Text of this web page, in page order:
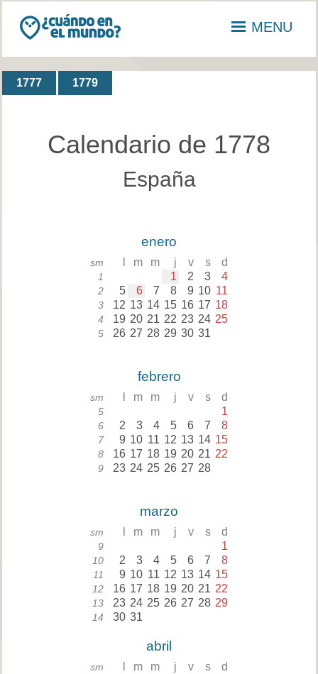
MENU
1777 1779
Calendario de 1778
España
enero
sm m m j v s d
1 1 2 3 4
2 5 6 7 8 9 10 11
3 12 13 14 15 16 17 18
4 19 20 21 22 23 24 25
5 26 27 28 29 30 31
febrero
sm m m j v s d
5 1
6 2 3 4 5 6 7 8
7 9 10 11 12 13 14 15
8 16 17 18 19 20 21 22
9 23 24 25 26 27 28
marzo
sm m m j v s d
9 1
10 2 3 4 5 6 7 8
11 9 10 11 12 13 14 15
12 16 17 18 19 20 21 22
13 23 24 25 26 27 28 29
14 30 31
abril
sm m m j v s d